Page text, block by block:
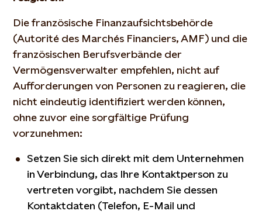
Die französische Finanzaufsichtsbehörde
(Autorité des Marchés Financiers, AMF) und die
französischen Berufsverbände der
Vermögensverwalter empfehlen, nicht auf
Aufforderungen von Personen zu reagieren, die
nicht eindeutig identifiziert werden können,
ohne zuvor eine sorgfältige Prüfung
vorzunehmen:
Setzen Sie sich direkt mit dem Unternehmen
in Verbindung, das Ihre Kontaktperson zu
vertreten vorgibt, nachdem Sie dessen
Kontaktdaten (Telefon, E-Mail und